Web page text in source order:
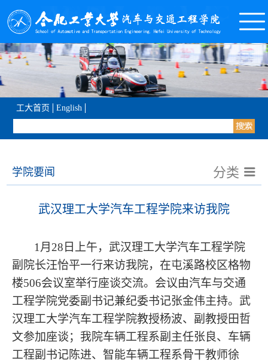
工大首页 English
学院要闻 分类
武汉理工大学汽车工程学院来访我院
1月28日上午，武汉理工大学汽车工程学院
副院长汪怡平一行来访我院，在屯溪路校区格物
楼506会议室举行座谈交流。会议由汽车与交通
工程学院党委副书记兼纪委书记张金伟主持。武
汉理工大学汽车工程学院教授杨波、副教授田哲
文参加座谈；我院车辆工程系副主任张良、车辆
工程副书记陈进、智能车辆工程系骨干教师徐